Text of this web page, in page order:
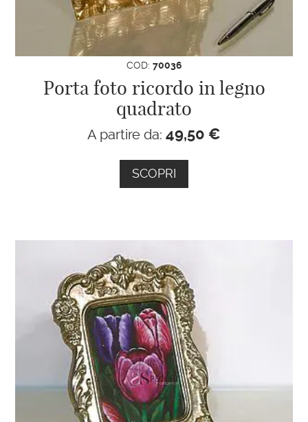
COD: 70036
Porta foto ricordo in legno
quadrato
A partire da: 49,50 €
SCOPRI